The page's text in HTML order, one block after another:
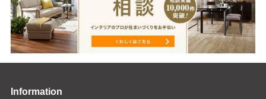
Information